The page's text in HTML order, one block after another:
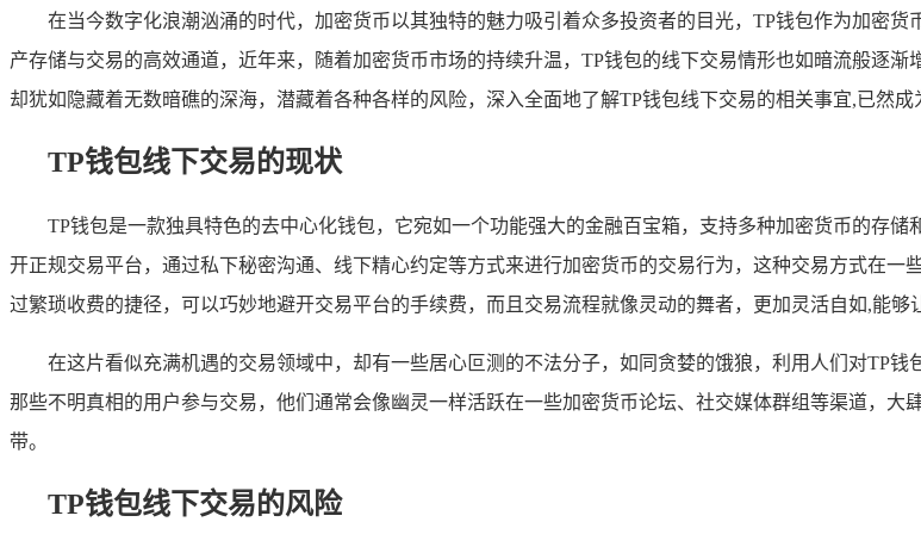
在当今数字化浪潮汹涌的时代，加密货币以其独特的魅力吸引着众多投资者的目光，TP钱包作为加密
产存储与交易的高效通道，近年来，随着加密货币市场的持续升温，TP钱包的线下交易情形也如暗流般逐
却犹如隐藏着无数暗礁的深海，潜藏着各种各样的风险，深入全面地了解TP钱包线下交易的相关事宜,已然成
TP钱包线下交易的现状
TP钱包是一款独具特色的去中心化钱包，它宛如一个功能强大的金融百宝箱，支持多种加密货币的存
开正规交易平台，通过私下秘密沟通、线下精心约定等方式来进行加密货币的交易行为，这种交易方式在
过繁琐收费的捷径，可以巧妙地避开交易平台的手续费，而且交易流程就像灵动的舞者，更加灵活自如,能够
在这片看似充满机遇的交易领域中，却有一些居心叵测的不法分子，如同贪婪的饿狼，利用人们对TP钱
那些不明真相的用户参与交易，他们通常会像幽灵一样活跃在一些加密货币论坛、社交媒体群组等渠道，
带。
TP钱包线下交易的风险